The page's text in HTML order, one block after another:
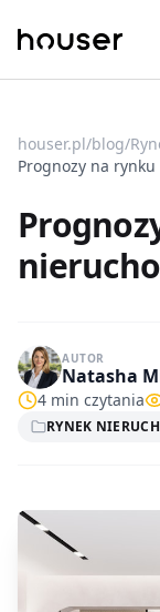
houser.pl/blog/
AUTOR
Natasha
4 min czytania
RYNEK